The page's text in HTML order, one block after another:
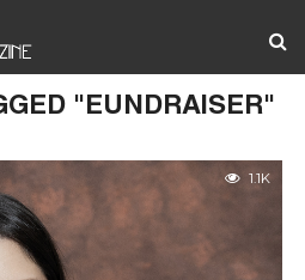
"EUNDRAISER"
1.1K